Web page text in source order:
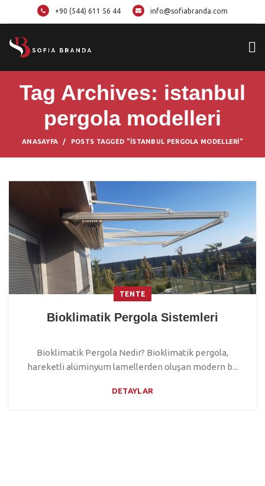
+90 (544) 611 56 44 info@sofiabranda.com
Tag Archives: istanbul
pergola modelleri
ANASAYFA POSTS TAGGED "ISTANBUL PERGOLA MODELLERI"
TENTE
Bioklimatik Pergola Sistemleri
Bioklimatik Pergola Nedir? Bioklimatik pergola,
hareketli alüminyum lamellerden oluşan modern b...
DETAYLAR